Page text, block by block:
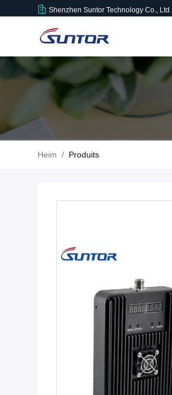
Shenzhen Suntor Technology Co., Ltd.
Heim / Produits